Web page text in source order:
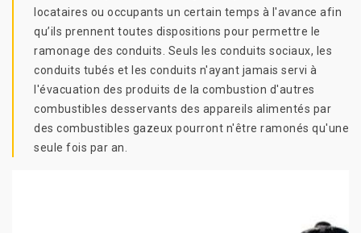
locataires ou occupants un certain temps à l'avance afin
qu’ils prennent toutes dispositions pour permettre le
ramonage des conduits. Seuls les conduits sociaux, les
conduits tubés et les conduits n'ayant jamais servi à
l'évacuation des produits de la combustion d'autres
combustibles desservants des appareils alimentés par
des combustibles gazeux pourront n'être ramonés qu'une
seule fois par an.